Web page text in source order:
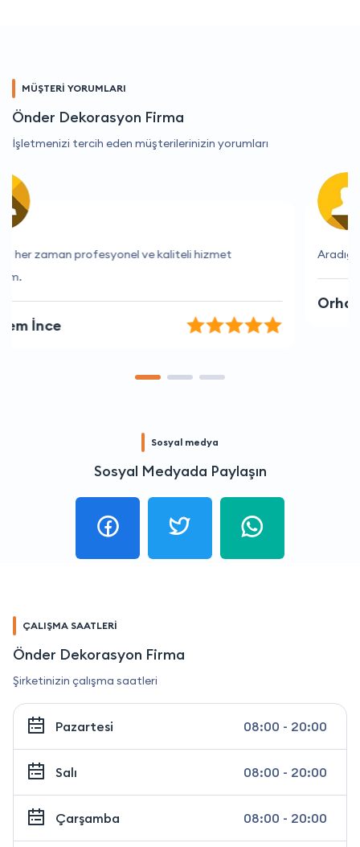
MÜŞTERİ YORUMLARI
Önder Dekorasyon Firma
İşletmenizi tercih eden müşterilerinizin yorumları
Aradığım hizmeti hemen buldum, teşekkürler
Orhan Uysal
Sosyal medya
Sosyal Medyada Paylaşın
ÇALIŞMA SAATLERİ
Önder Dekorasyon Firma
Şirketinizin çalışma saatleri
Pazartesi 08:00 - 20:00
Salı 08:00 - 20:00
Çarşamba 08:00 - 20:00